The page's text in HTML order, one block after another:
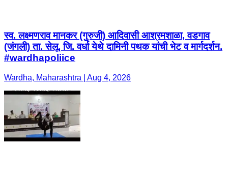
स्व. लक्ष्मणराव मानकर (गुरुजी) आदिवासी आश्रमशाळा, वडगाव
(जंगली) ता. सेलू, जि. वर्धा येथे दामिनी पथक यांची भेट व मार्गदर्शन.
#wardhapoliice
Wardha, Maharashtra | Aug 4, 2026